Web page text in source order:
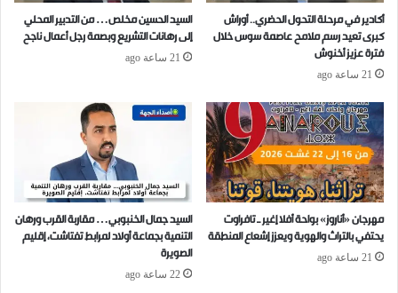
أكادير في مرحلة التحول الحضري.. أوراش
كبرى تعيد رسم ملامح عاصمة سوس خلال
فترة عزيز أخنوش
21 ساعة ago
السيد الحسين مخلص… من التدبير المحلي
إلى رهانات التشريع وبصمة رجل أعمال ناجح
21 ساعة ago
مهرجان «أناروز» بواحة أفلا إغير ـ تافراوت
يحتفي بالتراث والهوية ويعزز إشعاع المنطقة
21 ساعة ago
السيد جمال الخنبوبي… مقاربة القرب ورهان
التنمية بجماعة أولاد لمرابط تفتاشت، إقليم
الصويرة
22 ساعة ago